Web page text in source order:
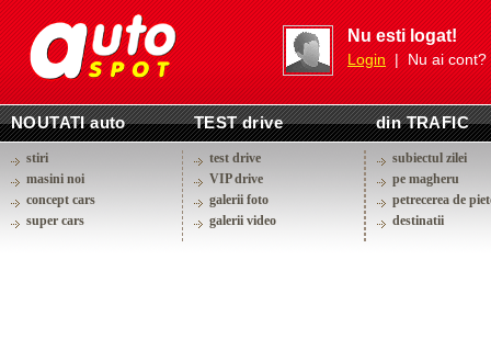
Nu esti logat!
Login| Nu ai cont?
NOUTATI auto TEST drive din TRAFIC
stiri
masini noi
concept cars
super cars
test drive
VIP drive
galerii foto
galerii video
subiectul zilei
pe magheru
petrecerea de
destinatii